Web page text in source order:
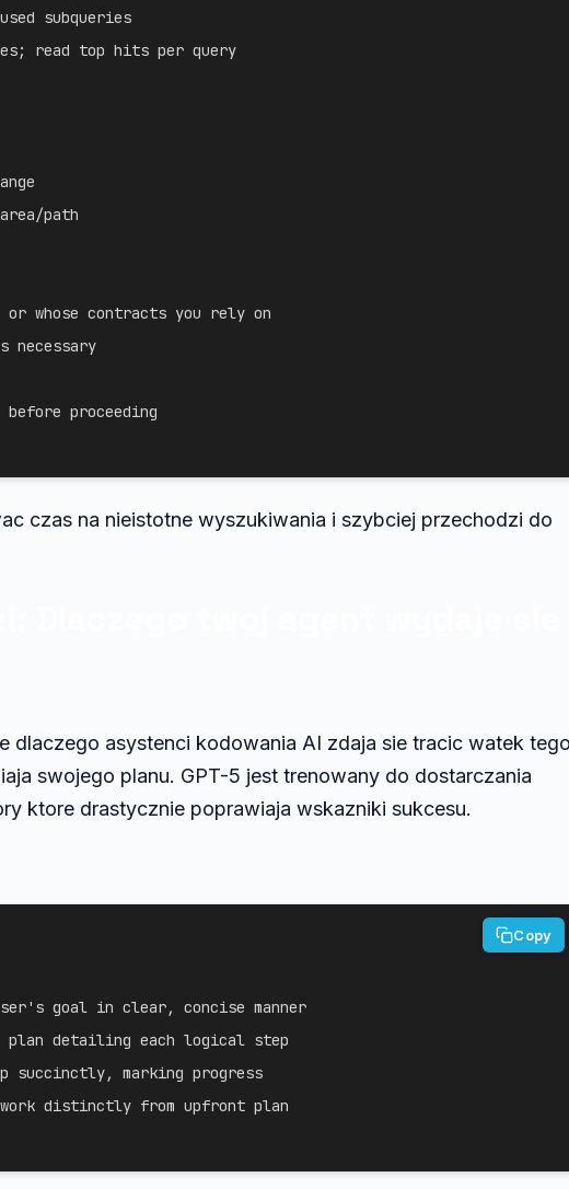
subqueries
read top hits per query
path
whose contracts you rely on
necessary
proceeding
czas na nieistotne wyszukiwania i szybciej przechodzi do
dlaczego asystenci kodowania AI zdaja sie tracic watek
swojego planu. GPT-5 jest trenowany do dostarczania
ktore drastycznie poprawiaja wskazniki sukcesu.
goal in clear, concise manner
plan detailing each logical step
succinctly, marking progress
work distinctly from upfront plan
Copy